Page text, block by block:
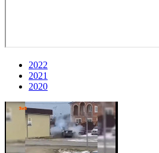
2022
2021
2020